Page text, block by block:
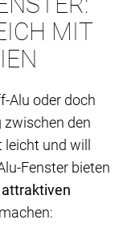
MIT
Alu oder doch
zwischen den
leicht und will
Fenster bieten
attraktiven
machen: